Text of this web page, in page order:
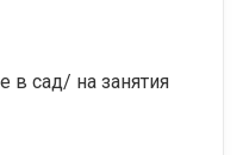
в сад/ на занятия